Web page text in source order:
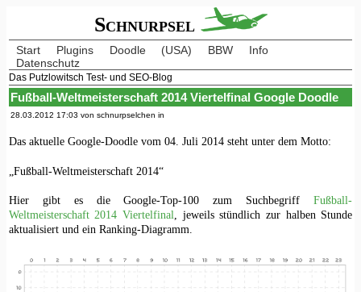
Schnurpsel
Start Plugins Doodle (USA) BBW
Info
Datenschutz
Das Putzlowitsch Test- und SEO-Blog
Fußball-Weltmeisterschaft 2014 Viertelfinal Google Doodle
28.03.2012 17:03 von schnurpselchen in
Das aktuelle Google-Doodle vom 04. Juli 2014 steht unter dem Motto:
„Fußball-Weltmeisterschaft 2014“
Hier gibt es die Google-Top-100 zum SuchbegriffFußball-
Weltmeisterschaft 2014 Viertelfinal , jeweils stündlich zur halben Stunde
aktualisiert und ein Ranking-Diagramm.